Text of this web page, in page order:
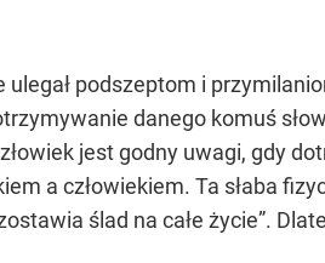
podszeptom i
danego komuś
jest godny uwagi, gdy
a człowiekiem. Ta słaba
ślad na całe życie”.